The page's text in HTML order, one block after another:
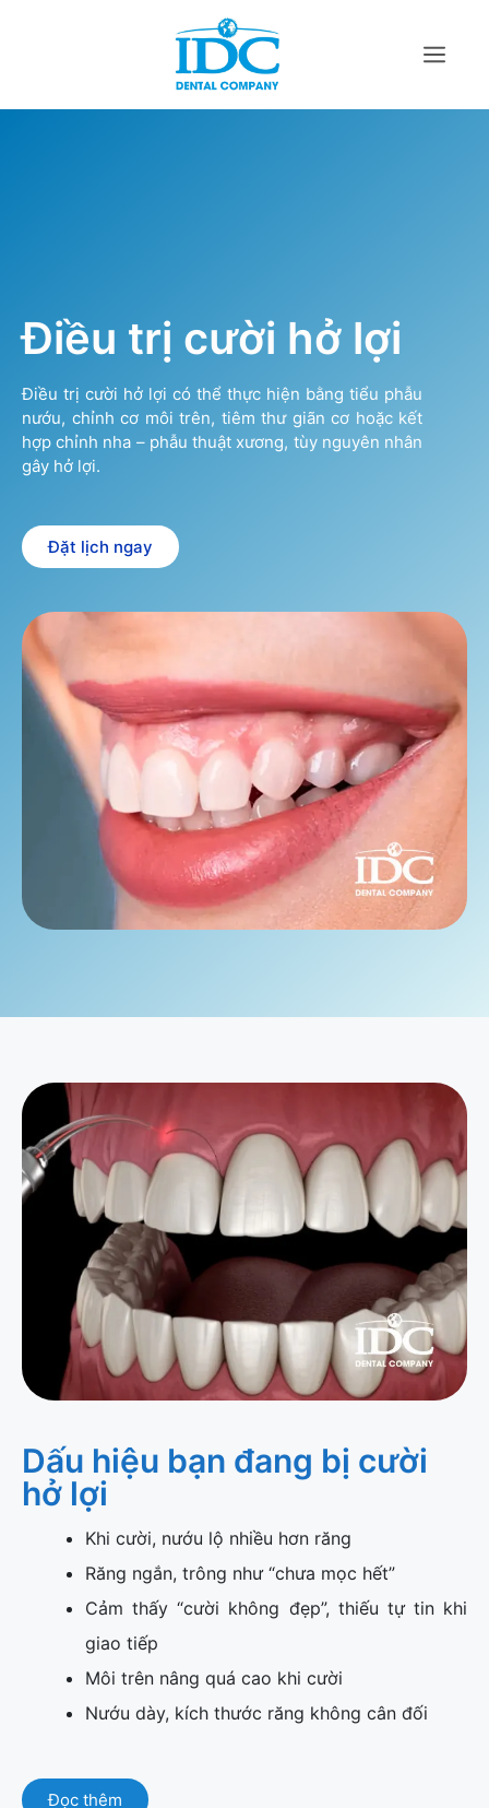
Điều trị cười hở lợi
Điều trị cười hở lợi có thể thực hiện bằng tiểu phẫu
nướu, chỉnh cơ môi trên, tiêm thư giãn cơ hoặc kết
hợp chỉnh nha – phẫu thuật xương, tùy nguyên nhân
gây hở lợi.
Đặt lịch ngay
Dấu hiệu bạn đang bị cười
hở lợi
Khi cười, nướu lộ nhiều hơn răng
Răng ngắn, trông như “chưa mọc hết”
Cảm thấy “cười không đẹp”, thiếu tự tin khi
giao tiếp
Môi trên nâng quá cao khi cười
Nướu dày, kích thước răng không cân đối
Đọc thêm